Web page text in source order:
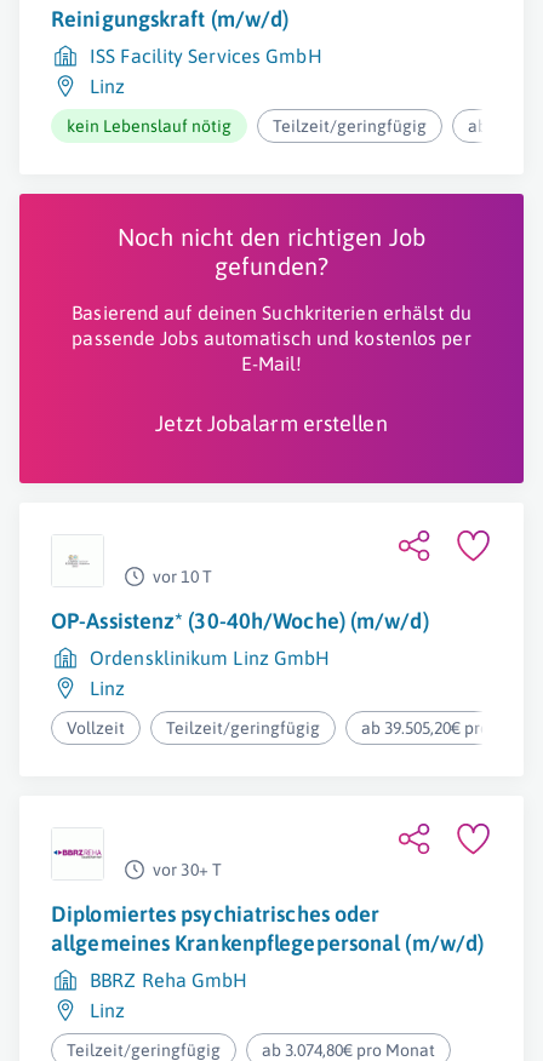
Reinigungskraft (m/w/d)
ISS Facility Services GmbH
Linz
kein Lebenslauf nötig Teilzeit/geringfügig ab
Noch nicht den richtigen Job
gefunden?
Basierend auf deinen Suchkriterien erhälst du
passende Jobs automatisch und kostenlos per
E-Mail!
Jetzt Jobalarm erstellen
vor 10 T
OP-Assistenz* (30-40h/Woche) (m/w/d)
Ordensklinikum Linz GmbH
Linz
Vollzeit Teilzeit/geringfügig ab 39.505,20€ pro Jahr
vor 30+ T
Diplomiertes psychiatrisches oder
allgemeines Krankenpflegepersonal (m/w/d)
BBRZ Reha GmbH
Linz
Teilzeit/geringfügig ab 3.074,80€ pro Monat